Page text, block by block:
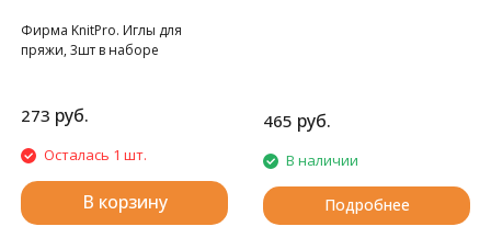
Фирма KnitPro. Иглы для
пряжи, 3шт в наборе
273 руб.
Осталась 1 шт.
В корзину
465 руб.
В наличии
Подробнее